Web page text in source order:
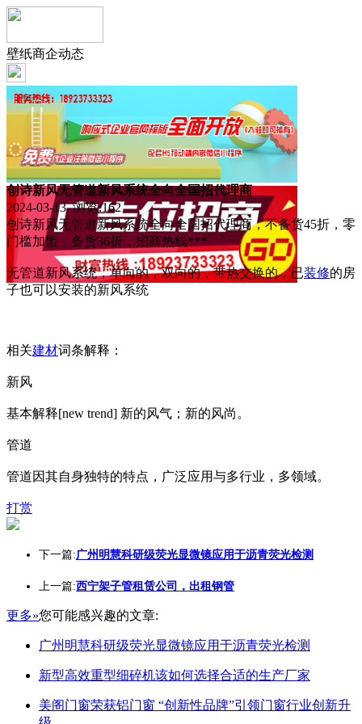
壁纸商企动态
创诗新风无管道新风系统全向全国招代理商
2024-03-13 浏览:162
创诗新风无管道新风系统全向全国招代理商，不备货45折，零
门槛加盟，备货36折，招商热线***
无管道新风系统，单向的，双向的，带热交换的，已装修的房
子也可以安装的新风系统
相关建材词条解释：
新风
基本解释[new trend] 新的风气；新的风尚。
管道
管道因其自身独特的特点，广泛应用与多行业，多领域。
打赏
下一篇:广州明慧科研级荧光显微镜应用于沥青荧光检测
上一篇:西宁架子管租赁公司，出租钢管
更多»您可能感兴趣的文章:
广州明慧科研级荧光显微镜应用于沥青荧光检测
新型高效重型细碎机该如何选择合适的生产厂家
美阁门窗荣获铝门窗 “创新性品牌”引领门窗行业创新升